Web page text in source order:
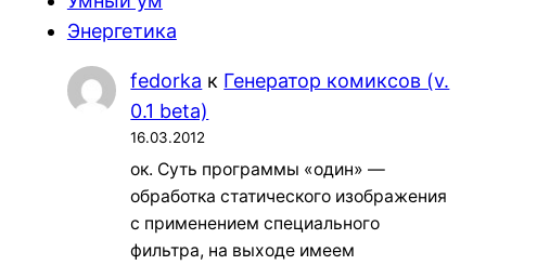
Энергетика
fedorka к Генератор комиксов (v.
0.1 beta)
16.03.2012
ок. Суть программы «один» —
обработка статического изображения
с применением специального
фильтра, на выходе имеем